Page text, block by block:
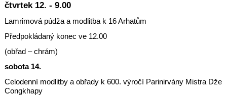
čtvrtek 12. - 9.00
Lamrimová púdža a modlitba k 16 Arhatům
Předpokládaný konec ve 12.00
(obřad – chrám)
sobota 14.
Celodenní modlitby a obřady k 600. výročí Parinirvány Mistra Dže
Congkhapy